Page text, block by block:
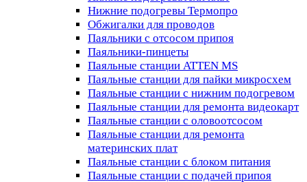
Нижние подогревы Термопро
Обжигалки для проводов
Паяльники с отсосом припоя
Паяльники-пинцеты
Паяльные станции ATTEN MS
Паяльные станции для пайки микросхем
Паяльные станции с нижним подогревом
Паяльные станции для ремонта видеокарт
Паяльные станции с оловоотсосом
Паяльные станции для ремонта
материнских плат
Паяльные станции с блоком питания
Паяльные станции с подачей припоя